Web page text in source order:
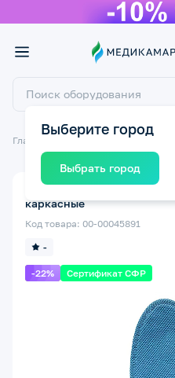
Выберите город
Выбрать город
Главная Ортопедические изделия
-22% Сертификат СФР
-
Код товара: 00-00045891
каркасные